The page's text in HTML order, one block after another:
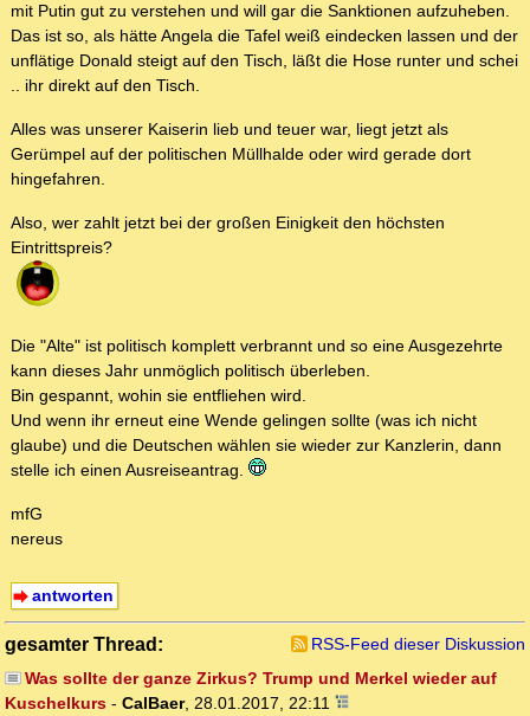
mit Putin gut zu verstehen und will gar die Sanktionen aufzuheben.
Das ist so, als hätte Angela die Tafel weiß eindecken lassen und der
unflätige Donald steigt auf den Tisch, läßt die Hose runter und schei
.. ihr direkt auf den Tisch.
Alles was unserer Kaiserin lieb und teuer war, liegt jetzt als
Gerümpel auf der politischen Müllhalde oder wird gerade dort
hingefahren.
Also, wer zahlt jetzt bei der großen Einigkeit den höchsten
Eintrittspreis?
Die "Alte" ist politisch komplett verbrannt und so eine Ausgezehrte
kann dieses Jahr unmöglich politisch überleben.
Bin gespannt, wohin sie entfliehen wird.
Und wenn ihr erneut eine Wende gelingen sollte (was ich nicht
glaube) und die Deutschen wählen sie wieder zur Kanzlerin, dann
stelle ich einen Ausreiseantrag.
mfG
nereus
antworten
gesamter Thread:
RSS-Feed dieser Diskussion
Was sollte der ganze Zirkus? Trump und Merkel wieder auf
Kuschelkurs - CalBaer, 28.01.2017, 22:11